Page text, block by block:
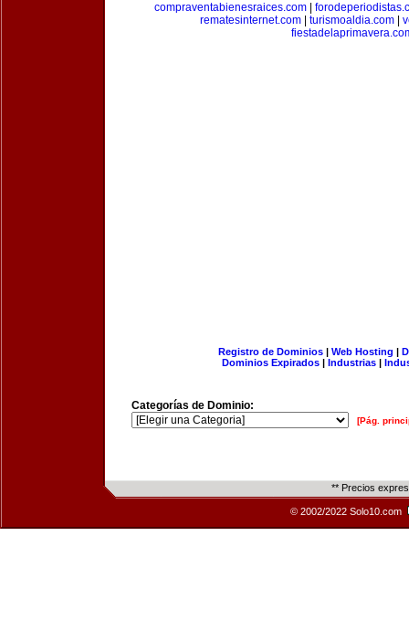
compraventabienesraices.com
rematesinternet.com| turismoaldia.com|
Registro de Dominios| Web Hosting |
Dominios Expirados | Industrias |
Categorías de Dominio:
[Pág.
** Precios
© 2002/2022 Solo10.com